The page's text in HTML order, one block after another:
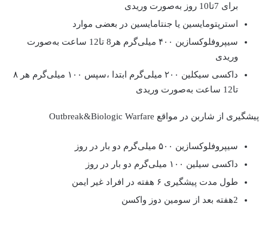
برای 7تا10 روز به‌صورت وریدی
استرپتومایسین یا جنتامایسین در بعضی موارد
سیپروفلوکسازین ۴۰۰ میلی‌گرم هر8 تا12 ساعت به‌صورت
وریدی
داکسی سیکلین ۲۰۰ میلی‌گرم ابتدا ،سپس ۱۰۰ میلی‌گرم هر ۸
تا12 ساعت به‌صورت وریدی
پیشگیری از شاربن در مواقع Outbreak&Biologic Warfare
سیپروفلوکسازین ۵۰۰ میلی‌گرم دو بار در روز
داکسی سیلین ۱۰۰ میلی‌گرم دو بار در روز
طول مدت پیشگیری ۶ هفته در افراد غیر ایمن
2هفته بعد از سومین دوز واکسن